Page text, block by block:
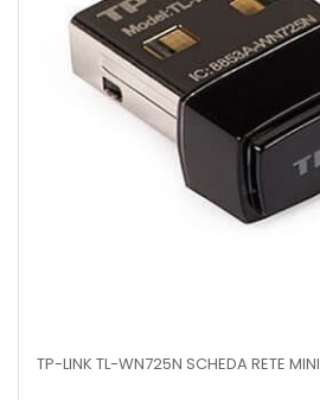
TP-LINK TL-WN725N SCHEDA RETE